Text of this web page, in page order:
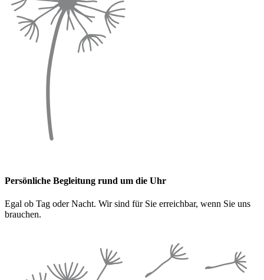
Persönliche Begleitung rund um die Uhr
Egal ob Tag oder Nacht. Wir sind für Sie erreichbar, wenn Sie uns
brauchen.